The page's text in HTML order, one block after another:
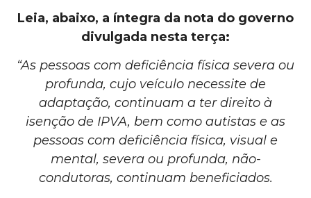
Leia, abaixo, a íntegra da nota do governo
divulgada nesta terça:
“As pessoas com deficiência física severa ou
profunda, cujo veículo necessite de
adaptação, continuam a ter direito à
isenção de IPVA, bem como autistas e as
pessoas com deficiência física, visual e
mental, severa ou profunda, não-
condutoras, continuam beneficiados.